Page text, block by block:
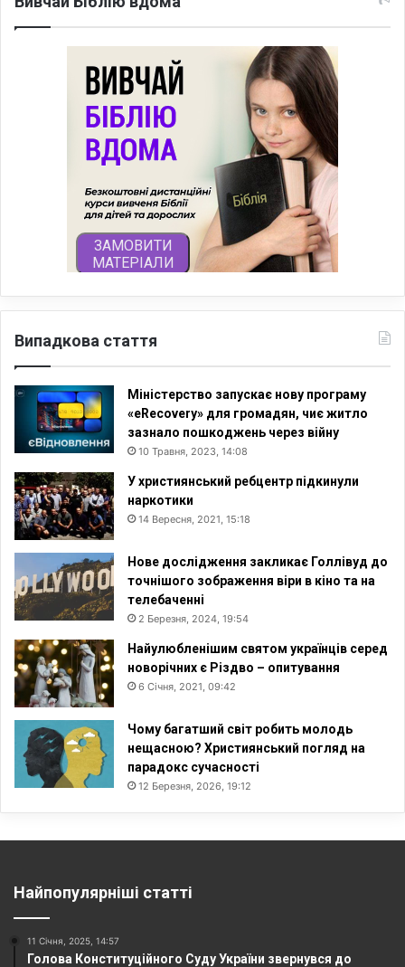
Випадкова стаття
Міністерство запускає нову програму
«eRecovery» для громадян, чиє житло
зазнало пошкоджень через війну
10 Травня, 2023, 14:08
У християнський ребцентр підкинули
наркотики
14 Вересня, 2021, 15:18
Нове дослідження закликає Голлівуд до
точнішого зображення віри в кіно та на
телебаченні
2 Березня, 2024, 19:54
Найулюбленішим святом українців серед
новорічних є Різдво – опитування
6 Січня, 2021, 09:42
Чому багатший світ робить молодь
нещасною? Християнський погляд на
парадокс сучасності
12 Березня, 2026, 19:12
Найпопулярніші статті
11 Січня, 2025, 14:57
Голова Конституційного Суду України звернувся до